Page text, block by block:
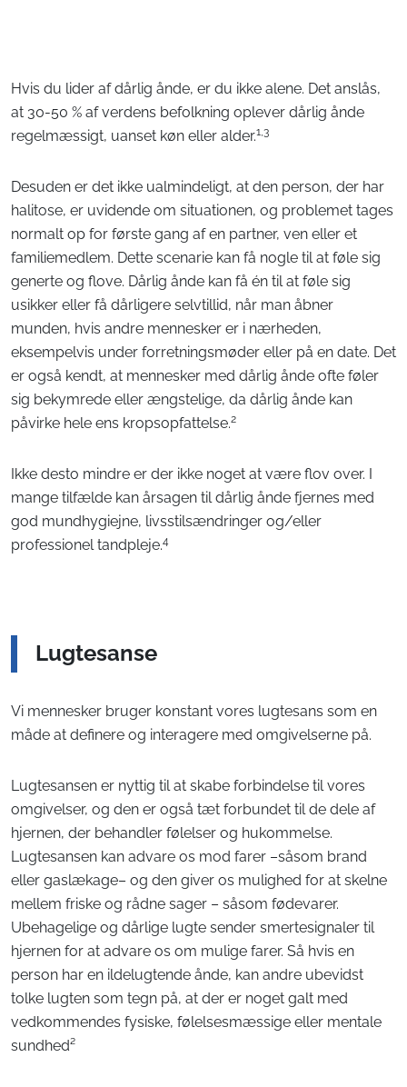
Hvis du lider af dårlig ånde, er du ikke alene. Det anslås,
at 30-50 % af verdens befolkning oplever dårlig ånde
regelmæssigt, uanset køn eller alder.1,3
Desuden er det ikke ualmindeligt, at den person, der har
halitose, er uvidende om situationen, og problemet tages
normalt op for første gang af en partner, ven eller et
familiemedlem. Dette scenarie kan få nogle til at føle sig
generte og flove. Dårlig ånde kan få én til at føle sig
usikker eller få dårligere selvtillid, når man åbner
munden, hvis andre mennesker er i nærheden,
eksempelvis under forretningsmøder eller på en date. Det
er også kendt, at mennesker med dårlig ånde ofte føler
sig bekymrede eller ængstelige, da dårlig ånde kan
påvirke hele ens kropsopfattelse.2
Ikke desto mindre er der ikke noget at være flov over. I
mange tilfælde kan årsagen til dårlig ånde fjernes med
god mundhygiejne, livsstilsændringer og/eller
professionel tandpleje.4
Lugtesanse
Vi mennesker bruger konstant vores lugtesans som en
måde at definere og interagere med omgivelserne på.
Lugtesansen er nyttig til at skabe forbindelse til vores
omgivelser, og den er også tæt forbundet til de dele af
hjernen, der behandler følelser og hukommelse.
Lugtesansen kan advare os mod farer –såsom brand
eller gaslækage– og den giver os mulighed for at skelne
mellem friske og rådne sager – såsom fødevarer.
Ubehagelige og dårlige lugte sender smertesignaler til
hjernen for at advare os om mulige farer. Så hvis en
person har en ildelugtende ånde, kan andre ubevidst
tolke lugten som tegn på, at der er noget galt med
vedkommendes fysiske, følelsesmæssige eller mentale
sundhed²